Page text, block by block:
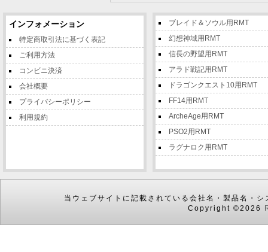
インフォメーション
特定商取引法に基づく表記
ご利用方法
コンビニ決済
会社概要
プライバシーポリシー
利用規約
ブレイド＆ソウル用RMT
幻想神域用RMT
信長の野望用RMT
アラド戦記用RMT
ドラゴンクエスト10用RMT
FF14用RMT
ArcheAge用RMT
PSO2用RMT
ラグナロク用RMT
当ウェブサイトに記載されている会社名・製品名・
Copyright ©2026